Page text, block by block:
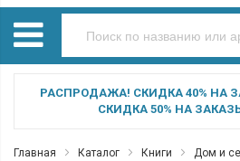
РАСПРОДАЖА! СКИДКА 40% НА
СКИДКА 50% НА
Главная Каталог Книги Дом и